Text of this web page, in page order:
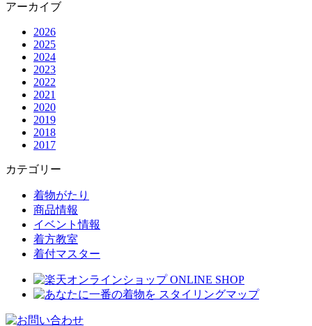
アーカイブ
2026
2025
2024
2023
2022
2021
2020
2019
2018
2017
カテゴリー
着物がたり
商品情報
イベント情報
着方教室
着付マスター